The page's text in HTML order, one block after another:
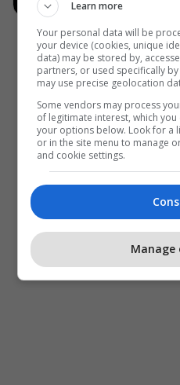
Vehbi Kajtazi Qeveria Kurti
Rtv Dukagjini
Visar Ymeri
Learn more
Your personal data will be
your device (cookies, unique
data) may be stored by,
partners, or used specifically
may use precise geolocation
Some vendors may process
of legitimate interest, which
your options below. Look for a
or in the site menu to manage
and cookie settings.
Manage